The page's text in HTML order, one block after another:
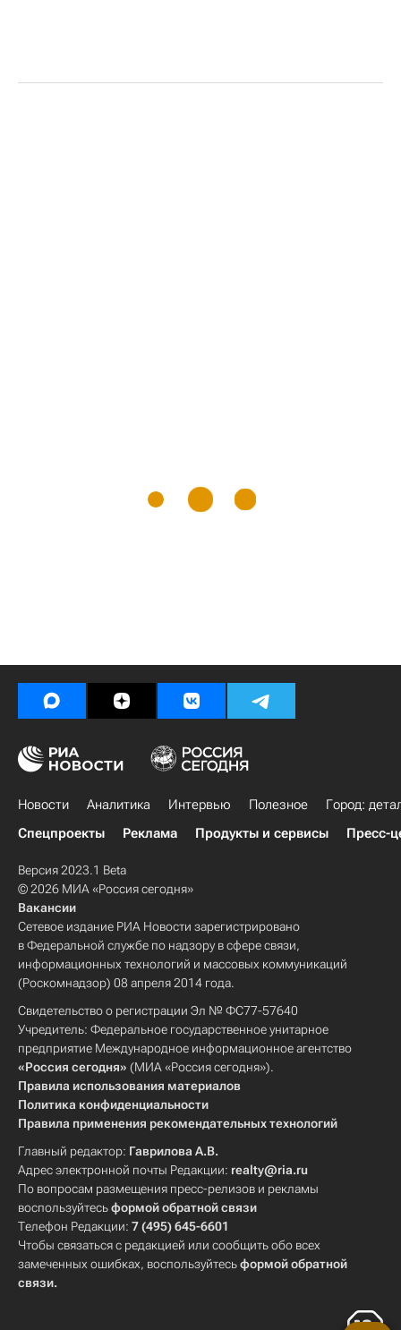
Новости Аналитика Интервью Полезное
Город:
Спецпроекты
Реклама Продукты и сервисы Пресс-
Версия 2023.1 Beta
© 2026 МИА «Россия сегодня»
Вакансии
Сетевое издание РИА Новости зарегистрировано
в Федеральной службе по надзору в сфере связи,
информационных технологий и массовых коммуникаций
(Роскомнадзор) 08 апреля 2014 года.
Свидетельство о регистрации Эл № ФС77-57640
Учредитель: Федеральное государственное унитарное
предприятие Международное информационное агентство
«Россия сегодня» (МИА «Россия сегодня»).
Правила использования материалов
Политика конфиденциальности
Правила применения рекомендательных технологий
Главный редактор: Гаврилова А.В.
Адрес электронной почты Редакции: realty@ria.ru
По вопросам размещения пресс-релизов и рекламы
воспользуйтесьформой обратной связи
Телефон Редакции: 7 (495) 645-6601
Чтобы связаться с редакцией или сообщить обо всех
замеченных ошибках, воспользуйтесьформой обратной
связи.